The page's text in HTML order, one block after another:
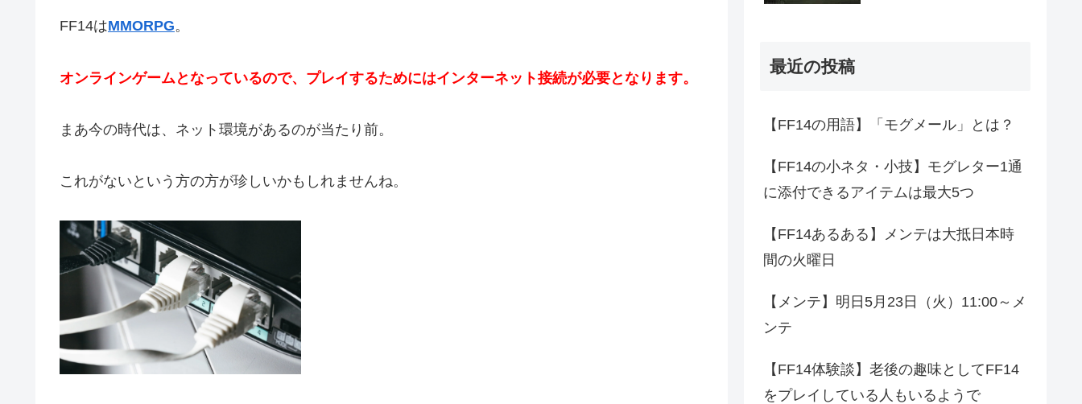
FF14はMMORPG。
オンラインゲームとなっているので、プレイするためにはインターネット接続が必要となります。
まあ今の時代は、ネット環境があるのが当たり前。
これがないという方の方が珍しいかもしれませんね。
最近の投稿
【FF14の用語】「モグメール」とは？
【FF14の小ネタ・小技】モグレター1通
に添付できるアイテムは最大5つ
【FF14あるある】メンテは大抵日本時
間の火曜日
【メンテ】明日5月23日（火）11:00～メ
ンテ
【FF14体験談】老後の趣味としてFF14
をプレイしている人もいるようで